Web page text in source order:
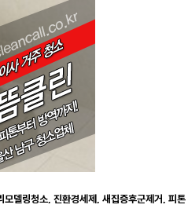
델링청소, 진환경세제, 새집증후군제거, 피톤